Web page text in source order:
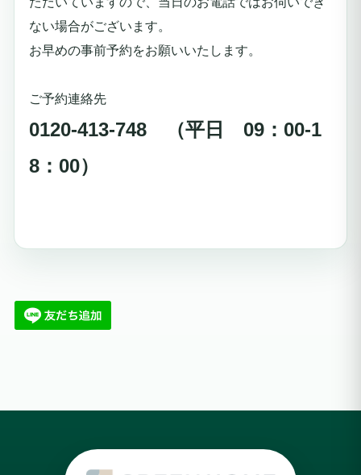
ない場合がございます。
お早めの事前予約をお願いいたします。
ご予約連絡先
0120-413-748 （平日 09：00-1
8：00）